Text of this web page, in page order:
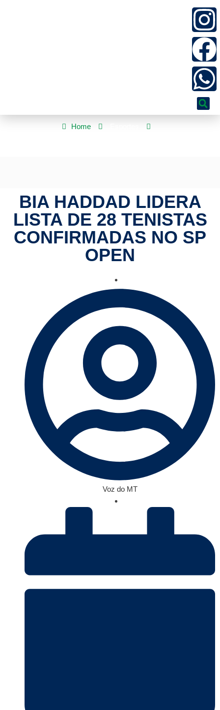
Home
BIA HADDAD LIDERA
LISTA DE 28 TENISTAS
CONFIRMADAS NO SP
OPEN
Voz do MT